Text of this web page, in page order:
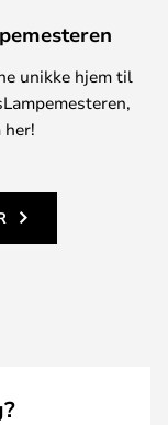
unikke hjem til
her!